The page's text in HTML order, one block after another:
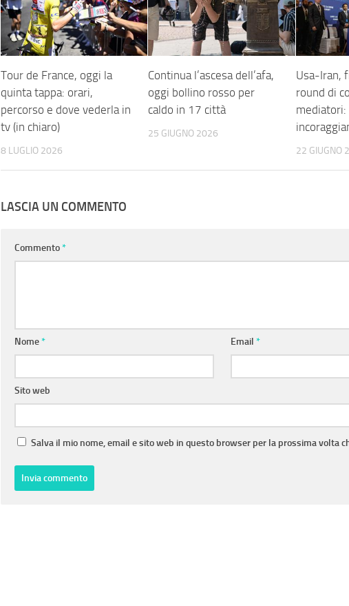
Tour de France, oggi la
quinta tappa: orari,
percorso e dove vederla in
tv (in chiaro)
8 LUGLIO 2026
Continua l’ascesa dell’afa,
oggi bollino rosso per
caldo in 17 città
25 GIUGNO 2026
Usa-Iran,
round di
mediatori:
22 GIUGNO
LASCIA UN COMMENTO
Commento*
Nome* Email*
Sito web
Salva il mio nome, email e sito web in questo browser per la prossima volta